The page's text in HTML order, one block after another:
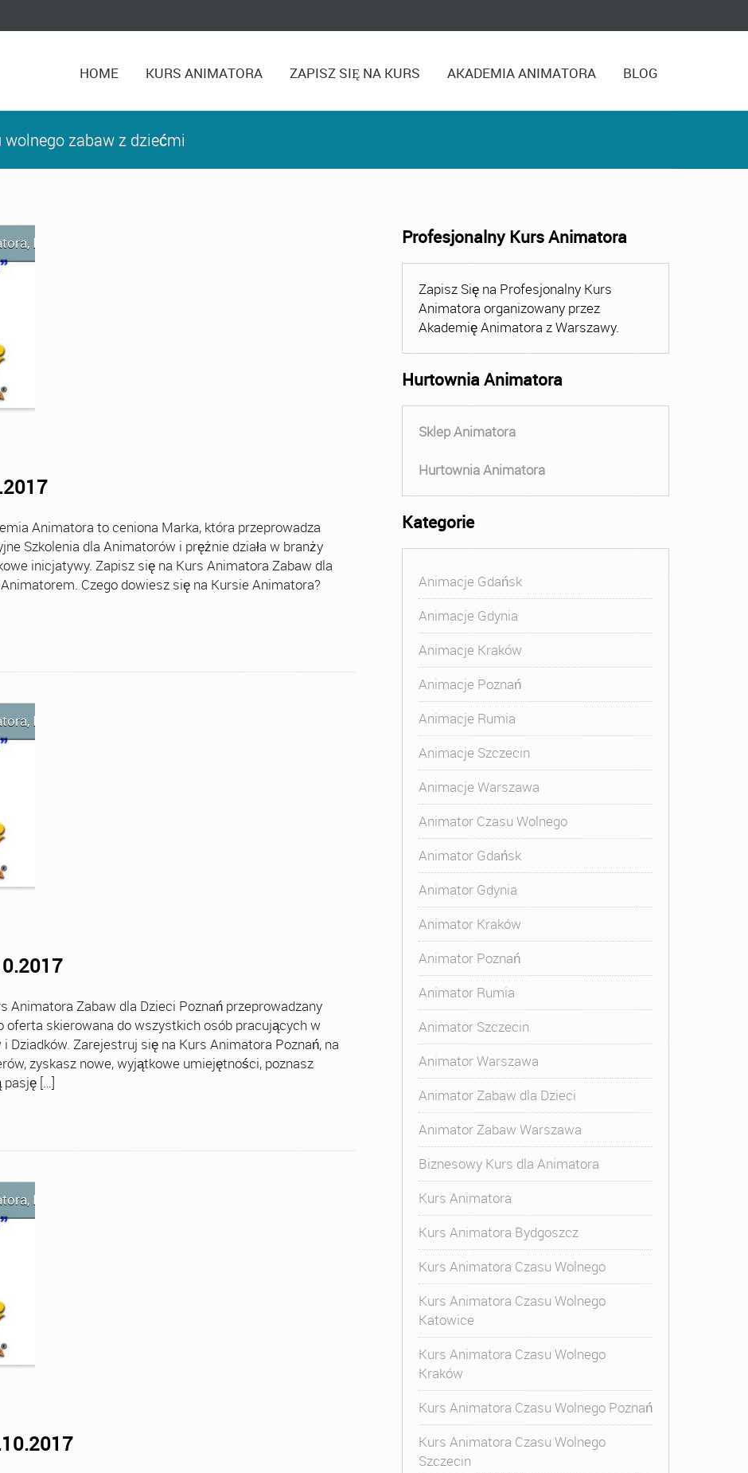
HOME KURS ANIMATORA ZAPISZ SIĘ NA KURS AKADEMIA ANIMATORA BLOG
zabaw z dziećmi
, Kurs Animatora Toruń Kurs Animatora Zabaw dla Dzieci,Szkolenie Animatora
Animatora to ceniona Marka, która przeprowadza
Szkolenia dla Animatorów i prężnie działa w branży
inicjatywy. Zapisz się na Kurs Animatora Zabaw dla
Czego dowiesz się na Kursie Animatora?
, Kurs Animatora Poznań Kurs Animatora Zabaw dla Dzieci
Zabaw dla Dzieci Poznań przeprowadzany
oferta skierowana do wszystkich osób pracujących w
Dziadków. Zarejestruj się na Kurs Animatora Poznań, na
zyskasz nowe, wyjątkowe umiejętności, poznasz
pasję […]
, Kurs Animatora Wrocław Kurs Animatora Zabaw dla Dzieci
Profesjonalny Kurs Animatora
Zapisz Się na Profesjonalny Kurs
Animatora organizowany przez
Akademię Animatora z Warszawy.
Hurtownia Animatora
Sklep Animatora
Hurtownia Animatora
Kategorie
Animacje Gdańsk
Animacje Gdynia
Animacje Kraków
Animacje Poznań
Animacje Rumia
Animacje Szczecin
Animacje Warszawa
Animator Czasu Wolnego
Animator Gdańsk
Animator Gdynia
Animator Kraków
Animator Poznań
Animator Rumia
Animator Szczecin
Animator Warszawa
Animator Zabaw dla Dzieci
Animator Zabaw Warszawa
Biznesowy Kurs dla Animatora
Kurs Animatora
Kurs Animatora Bydgoszcz
Kurs Animatora Czasu Wolnego
Kurs Animatora Czasu Wolnego
Katowice
Kurs Animatora Czasu Wolnego
Kraków
Kurs Animatora Czasu Wolnego Poznań
Kurs Animatora Czasu Wolnego
Szczecin